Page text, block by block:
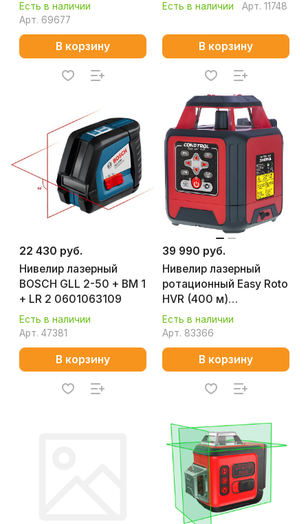
Есть в наличии
Арт. 69677
В корзину
Есть в наличии Арт. 11748
В корзину
22 430 руб.
Нивелир лазерный
BOSCH GLL 2-50 + BM 1
+ LR 2 0601063109
Есть в наличии
Арт. 47381
В корзину
39 990 руб.
Нивелир лазерный
ротационный Easy Roto
HVR (400 м)
CONDTROL 7-2-113
Есть в наличии
Арт. 83366
В корзину